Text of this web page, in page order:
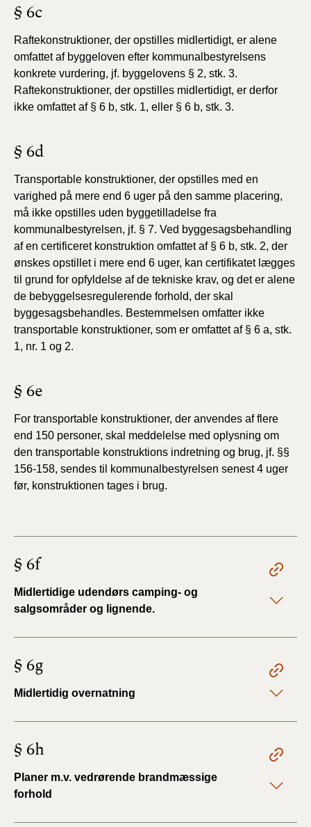
§ 6c
Raftekonstruktioner, der opstilles midlertidigt, er alene
omfattet af byggeloven efter kommunalbestyrelsens
konkrete vurdering, jf. byggelovens § 2, stk. 3.
Raftekonstruktioner, der opstilles midlertidigt, er derfor
ikke omfattet af § 6 b, stk. 1, eller § 6 b, stk. 3.
§ 6d
Transportable konstruktioner, der opstilles med en
varighed på mere end 6 uger på den samme placering,
må ikke opstilles uden byggetilladelse fra
kommunalbestyrelsen, jf. § 7. Ved byggesagsbehandling
af en certificeret konstruktion omfattet af § 6 b, stk. 2, der
ønskes opstillet i mere end 6 uger, kan certifikatet lægges
til grund for opfyldelse af de tekniske krav, og det er alene
de bebyggelsesregulerende forhold, der skal
byggesagsbehandles. Bestemmelsen omfatter ikke
transportable konstruktioner, som er omfattet af § 6 a, stk.
1, nr. 1 og 2.
§ 6e
For transportable konstruktioner, der anvendes af flere
end 150 personer, skal meddelelse med oplysning om
den transportable konstruktions indretning og brug, jf. §§
156-158, sendes til kommunalbestyrelsen senest 4 uger
før, konstruktionen tages i brug.
§ 6f
Midlertidige udendørs camping- og
salgsområder og lignende.
§ 6g
Midlertidig overnatning
§ 6h
Planer m.v. vedrørende brandmæssige
forhold